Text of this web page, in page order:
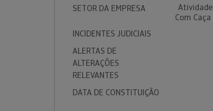
SETOR DA EMPRESA
Com
INCIDENTES JUDICIAIS
ALERTAS DE
ALTERAÇÕES
RELEVANTES
DATA DE CONSTITUIÇÃO